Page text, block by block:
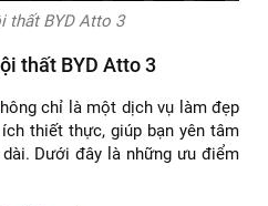
thất BYD Atto 3
thất BYD Atto 3
chỉ là một dịch vụ làm đẹp
thiết thực, giúp bạn yên tâm
Dưới đây là những ưu điểm